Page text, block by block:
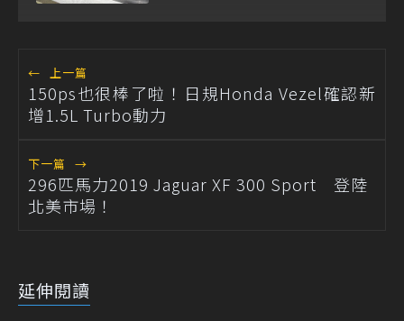
← 上一篇
150ps也很棒了啦！日規Honda Vezel確認新
增1.5L Turbo動力
下一篇 →
296匹馬力2019 Jaguar XF 300 Sport 登陸
北美市場！
延伸閱讀